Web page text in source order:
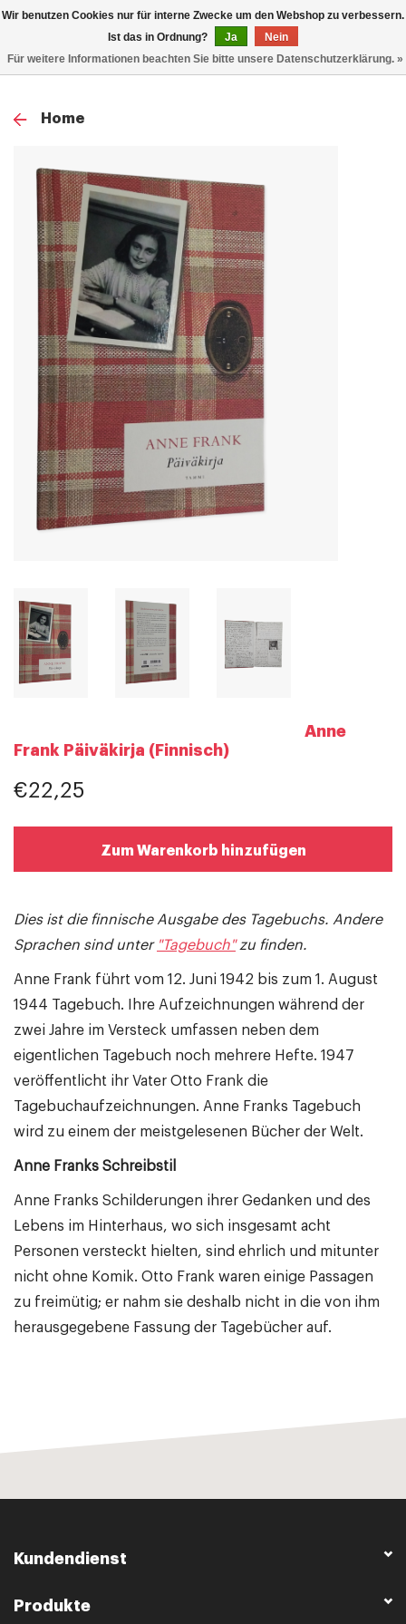
0
Home
Anne
Frank Päiväkirja (Finnisch)
€22,25
Zum Warenkorb hinzufügen
Dies ist die finnische Ausgabe des Tagebuchs. Andere
Sprachen sind unter "Tagebuch"zu finden.
Anne Frank führt vom 12. Juni 1942 bis zum 1. August
1944 Tagebuch. Ihre Aufzeichnungen während der
zwei Jahre im Versteck umfassen neben dem
eigentlichen Tagebuch noch mehrere Hefte. 1947
veröffentlicht ihr Vater Otto Frank die
Tagebuchaufzeichnungen. Anne Franks Tagebuch
wird zu einem der meistgelesenen Bücher der Welt.
Anne Franks Schreibstil
Anne Franks Schilderungen ihrer Gedanken und des
Lebens im Hinterhaus, wo sich insgesamt acht
Personen versteckt hielten, sind ehrlich und mitunter
nicht ohne Komik. Otto Frank waren einige Passagen
zu freimütig; er nahm sie deshalb nicht in die von ihm
herausgegebene Fassung der Tagebücher auf.
Kundendienst
Produkte
Wir benutzen Cookies nur für interne Zwecke um den Webshop zu verbessern.
Ist das in Ordnung?
Ja
Nein
Für weitere Informationen beachten Sie bitte unsere Datenschutzerklärung. »